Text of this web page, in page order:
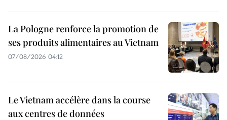
La Pologne renforce la promotion de
ses produits alimentaires au Vietnam
07/08/2026 04:12
Le Vietnam accélère dans la course
aux centres de données